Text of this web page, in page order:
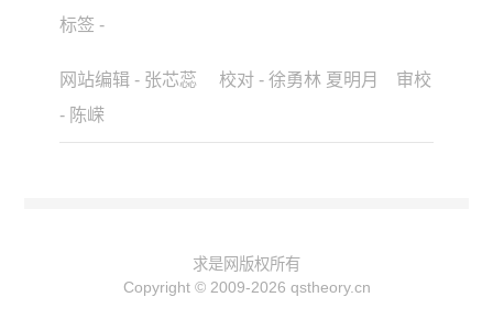
标签 -
网站编辑 - 张芯蕊 校对 - 徐勇林 夏明月 审校
- 陈嵘
求是网版权所有
Copyright © 2009-2026 qstheory.cn